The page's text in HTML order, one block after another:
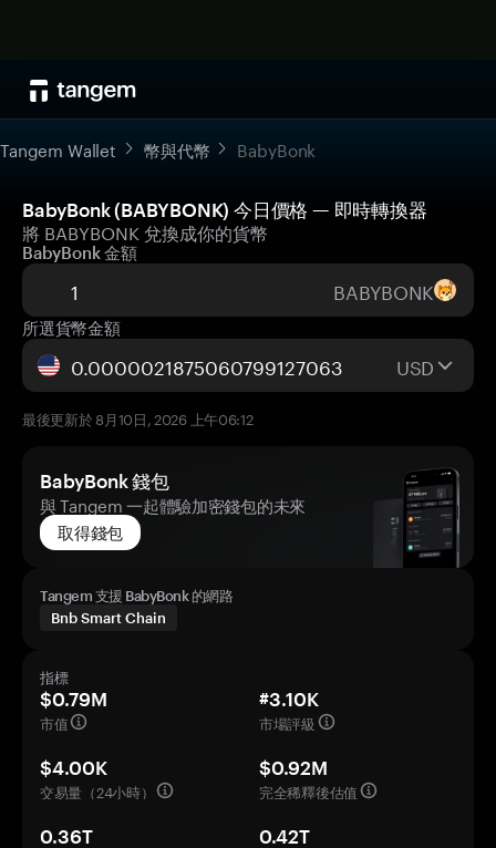
Tangem Wallet 幣與代幣 BabyBonk
BabyBonk (BABYBONK) 今日價格 — 即時轉換器
將 BABYBONK 兌換成你的貨幣
BabyBonk 金額
BABYBONK
所選貨幣金額
USD
最後更新於 8月10日, 2026 上午06:12
BabyBonk 錢包
與 Tangem 一起體驗加密錢包的未來
取得錢包
Tangem 支援 BabyBonk 的網路
Bnb Smart Chain
指標
$0.79M
市值
#3.10K
市場評級
$4.00K
交易量（24小時）
$0.92M
完全稀釋後估值
0.36T
0.42T